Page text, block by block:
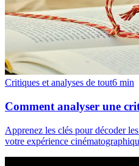
Critiques et analyses de tout6 min
Comment analyser une
Apprenez les clés pour décoder
votre expérience